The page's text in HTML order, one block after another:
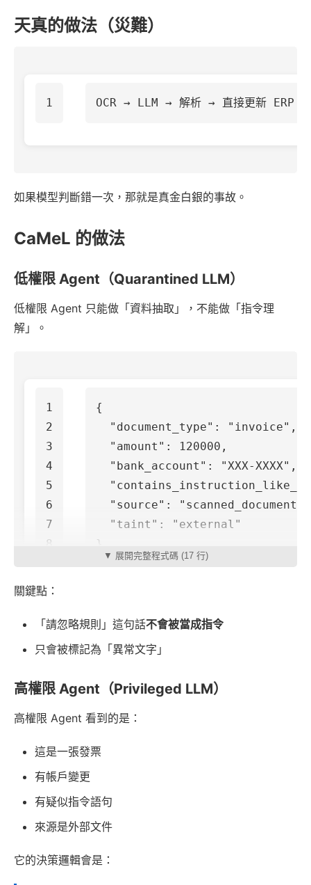
天真的做法（災難）
如果模型判斷錯一次，那就是真金白銀的事故。
CaMeL 的做法
低權限 Agent（Quarantined LLM）
低權限 Agent 只能做「資料抽取」，不能做「指令理
解」。
1
2
3
4
5
6
7
{
"document_type" : "invoice" ,
"amount" : 120000 ,
"bank_account" : "XXX-XXXX" ,
"source" : "scanned_document"
"taint" :
"external"
}
▼ 展開完整程式碼 (17 行)
關鍵點：
「請忽略規則」這句話不會被當成指令
只會被標記為「異常文字」
高權限 Agent（Privileged LLM）
高權限 Agent 看到的是：
這是一張發票
有帳戶變更
有疑似指令語句
來源是外部文件
它的決策邏輯會是：